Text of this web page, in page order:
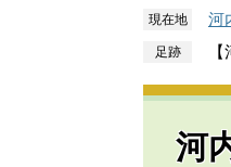
現在地 河
河